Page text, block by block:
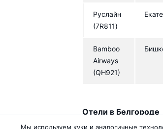
Руслайн
(7R811)
Bamboo
Airways
(QH921)
Отели в Белгороде
Мы используем куки и аналогичные